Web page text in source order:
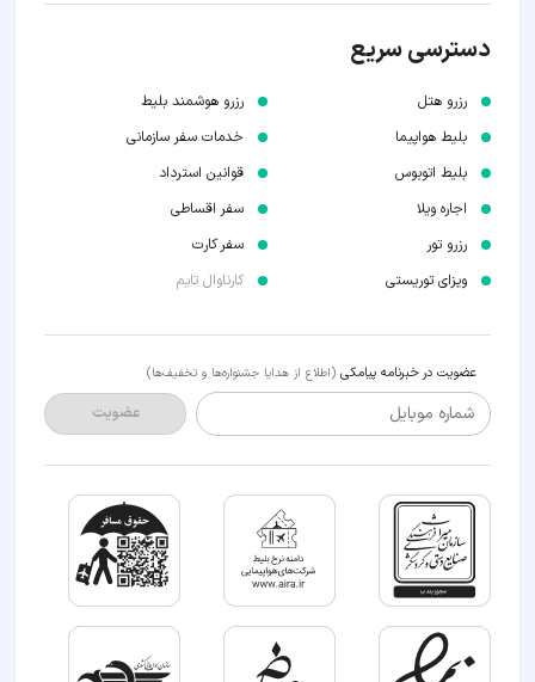
دسترسی سریع
رزرو هتل
بلیط هواپیما
بلیط اتوبوس
اجاره ویلا
رزرو تور
ویزای توریستی
رزرو هوشمند بلیط
خدمات سفر سازمانی
قوانین استرداد
سفر اقساطی
سفر کارت
کارناوال تایم
عضویت در خبرنامه پیامکی (اطلاع از هدایا جشنواره‌ها و تخفیف‌ها)
شماره موبایل عضویت